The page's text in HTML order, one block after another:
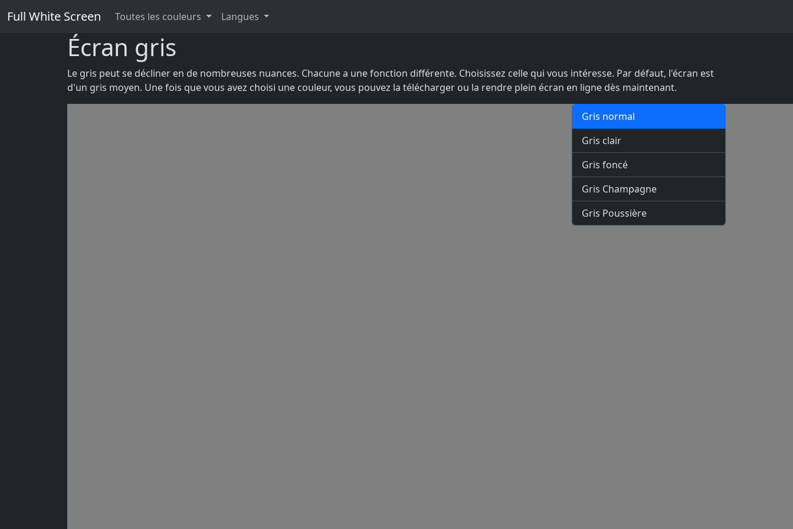
Full White Screen Toutes les couleurs Langues
Écran gris
Le gris peut se décliner en de nombreuses nuances. Chacune a une fonction différente. Choisissez celle qui vous intéresse. Par défaut, l'écran est
d'un gris moyen. Une fois que vous avez choisi une couleur, vous pouvez la télécharger ou la rendre plein écran en ligne dès maintenant.
Gris normal
Gris clair
Gris foncé
Gris Champagne
Gris Poussière